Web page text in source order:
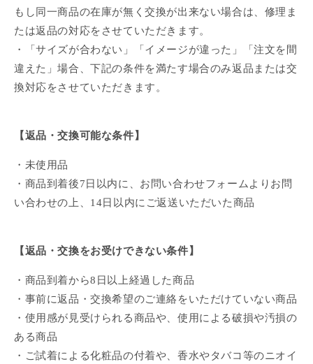
もし同一商品の在庫が無く交換が出来ない場合は、修理ま
たは返品の対応をさせていただきます。
・「サイズが合わない」「イメージが違った」「注文を間
違えた」場合、下記の条件を満たす場合のみ返品または交
換対応をさせていただきます。
【返品・交換可能な条件】
・未使用品
・商品到着後7日以内に、お問い合わせフォームよりお問
い合わせの上、14日以内にご返送いただいた商品
【返品・交換をお受けできない条件】
・商品到着から8日以上経過した商品
・事前に返品・交換希望のご連絡をいただけていない商品
・使用感が見受けられる商品や、使用による破損や汚損の
ある商品
・ご試着による化粧品の付着や、香水やタバコ等のニオイ